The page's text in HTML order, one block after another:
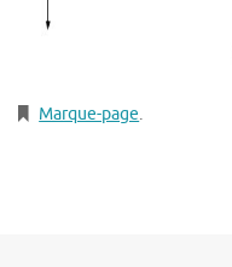
Marque-page.